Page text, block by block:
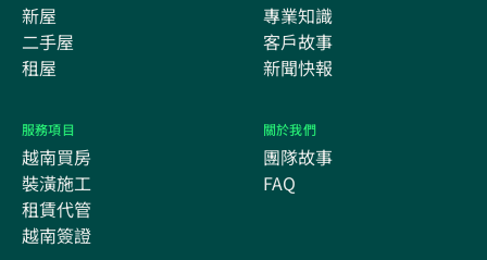
新屋
二手屋
租屋
專業知識
客戶故事
新聞快報
服務項目
越南買房
裝潢施工
租賃代管
越南簽證
關於我們
團隊故事
FAQ